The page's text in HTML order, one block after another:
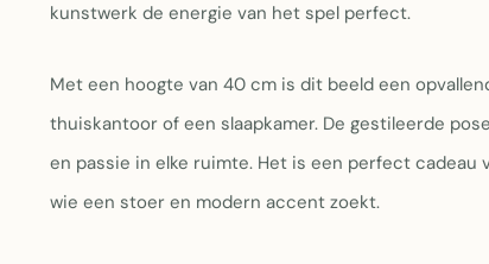
kunstwerk de energie van het spel perfect.
Met een hoogte van 40 cm is dit beeld een
thuiskantoor of een slaapkamer. De gestileerde
en passie in elke ruimte. Het is een perfect
wie een stoer en modern accent zoekt.